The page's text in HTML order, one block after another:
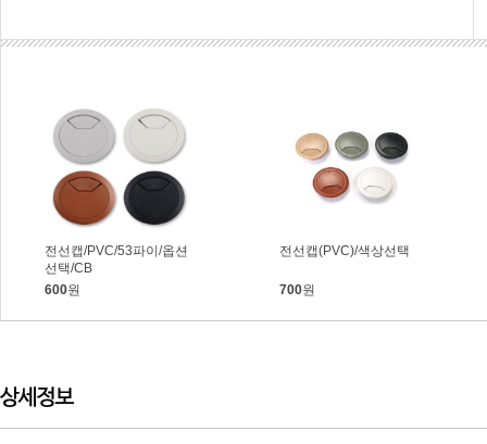
전선캡/PVC/53파이/옵션
선택/CB
600원
전선캡(PVC)/색상선택
700원